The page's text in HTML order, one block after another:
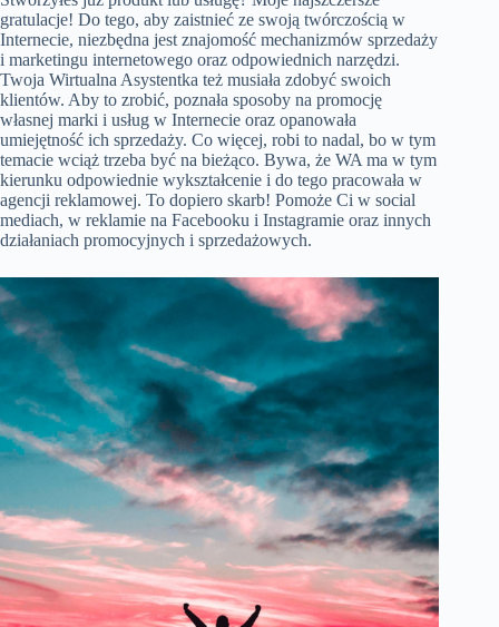
gratulacje! Do tego, aby zaistnieć ze swoją twórczością w
Internecie, niezbędna jest znajomość mechanizmów sprzedaży
i marketingu internetowego oraz odpowiednich narzędzi.
Twoja Wirtualna Asystentka też musiała zdobyć swoich
klientów. Aby to zrobić, poznała sposoby na promocję
własnej marki i usług w Internecie oraz opanowała
umiejętność ich sprzedaży. Co więcej, robi to nadal, bo w tym
temacie wciąż trzeba być na bieżąco. Bywa, że WA ma w tym
kierunku odpowiednie wykształcenie i do tego pracowała w
agencji reklamowej. To dopiero skarb! Pomoże Ci w social
mediach, w reklamie na Facebooku i Instagramie oraz innych
działaniach promocyjnych i sprzedażowych.